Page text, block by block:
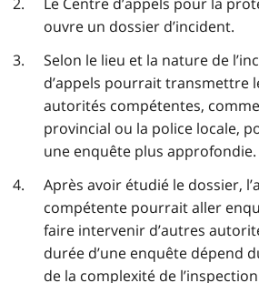
ouvre un dossier d’incident.
Selon le lieu et la nature de
d’appels pourrait transmettre
autorités compétentes,
provincial ou la police locale,
une enquête plus approfondie.
Après avoir étudié le dossier,
compétente pourrait aller
faire intervenir d’autres
durée d’une enquête dépend
de la complexité de